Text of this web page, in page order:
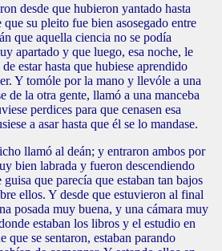
desde que hubieron yantado hasta
su pleito fue bien asosegado entre
que aquella ciencia no se podía
apartado y que luego, esa noche, le
estar hasta que hubiese aprendido
Y tomóle por la mano y llevóle a una
de la otra gente, llamó a una manceba
perdices para que cenasen esa
a asar hasta que él se lo mandase.
llamó al deán; y entraron ambos por
bien labrada y fueron descendiendo
que parecía que estaban tan bajos
ellos. Y desde que estuvieron al final
posada muy buena, y una cámara muy
estaban los libros y el estudio en
que se sentaron, estaban parando